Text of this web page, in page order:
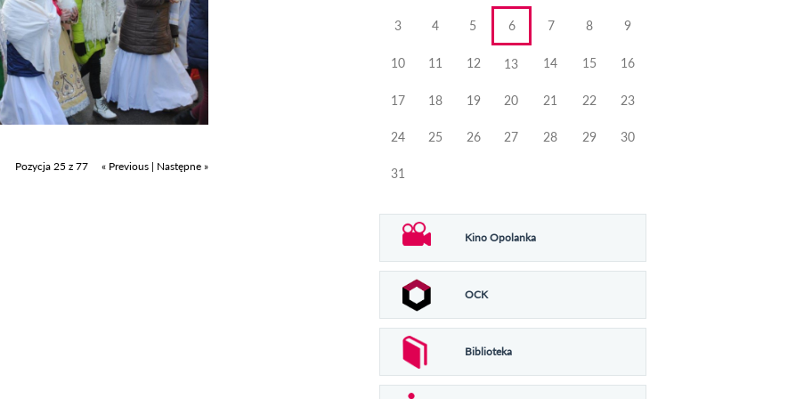
Pozycja 25 z 77 « Previous | Następne »
3 4 5 6 7 8 9
10 11 12 13 14 15 16
17 18 19 20 21 22 23
24 25 26 27 28 29 30
31
Kino Opolanka
OCK
Biblioteka